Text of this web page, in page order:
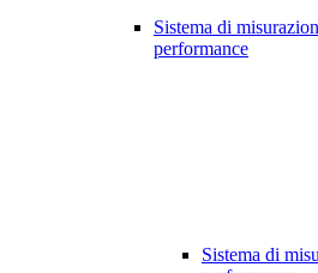
Sistema di
performance
Sistema di